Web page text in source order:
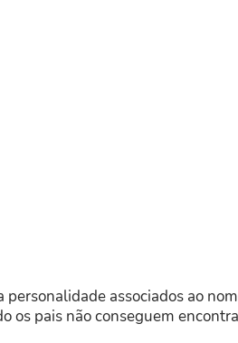
personalidade associados ao
os pais não conseguem